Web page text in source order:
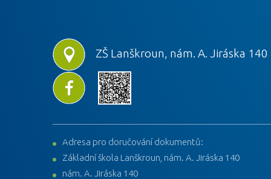
ZŠ Lanškroun, nám. A. Jiráska 140
Adresa pro doručování dokumentů:
Základní škola Lanškroun, nám. A. Jiráska 140
nám. A. Jiráska 140